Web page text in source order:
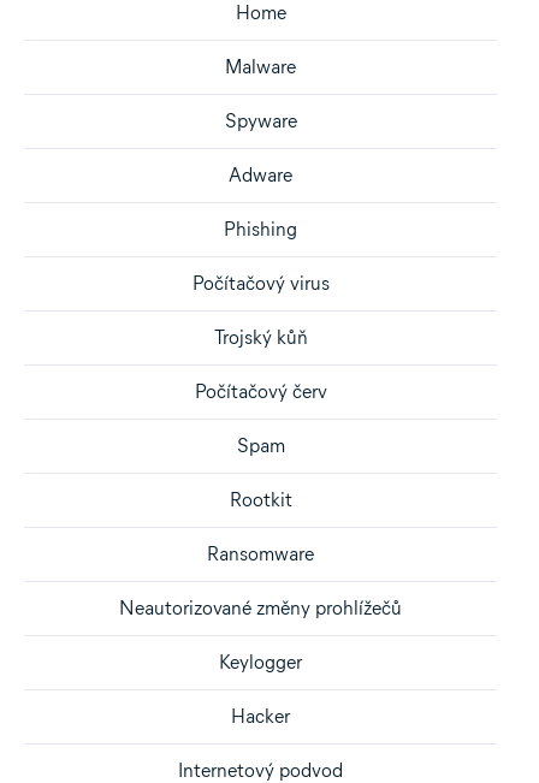
Home
Malware
Spyware
Adware
Phishing
Počítačový virus
Trojský kůň
Počítačový červ
Spam
Rootkit
Ransomware
Neautorizované změny prohlížečů
Keylogger
Hacker
Internetový podvod